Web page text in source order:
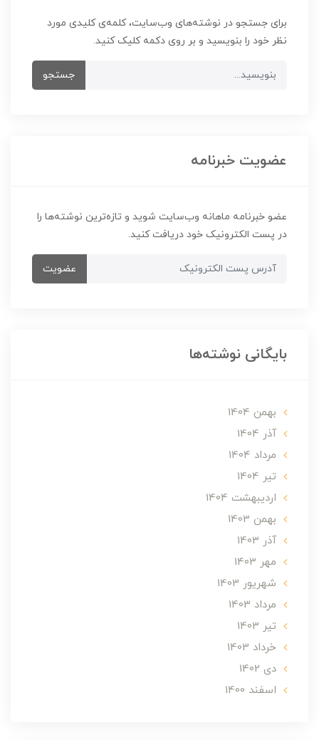
برای جستجو در نوشته‌های وب‌سایت، کلمه‌ی کلیدی مورد
نظر خود را بنویسید و بر روی دکمه کلیک کنید.
جستجو
عضویت خبرنامه
عضو خبرنامه ماهانه وب‌سایت شوید و تازه‌ترین نوشته‌ها را
در پست الکترونیک خود دریافت کنید.
عضویت
بایگانی نوشته‌ها
بهمن 1404
آذر 1404
مرداد 1404
تير 1404
ارديبهشت 1404
بهمن 1403
آذر 1403
مهر 1403
شهریور 1403
مرداد 1403
تير 1403
خرداد 1403
دی 1402
اسفند 1400